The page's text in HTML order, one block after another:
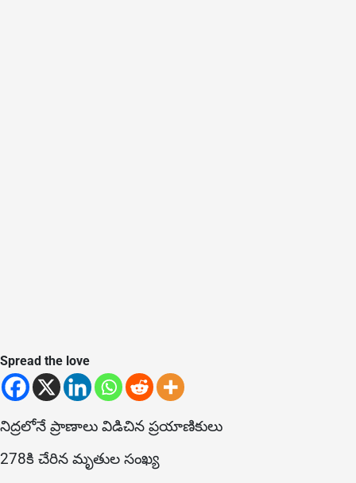
Spread the love
నిద్రలోనే ప్రాణాలు విడిచిన ప్రయాణికులు
278కి చేరిన మృతుల సంఖ్య